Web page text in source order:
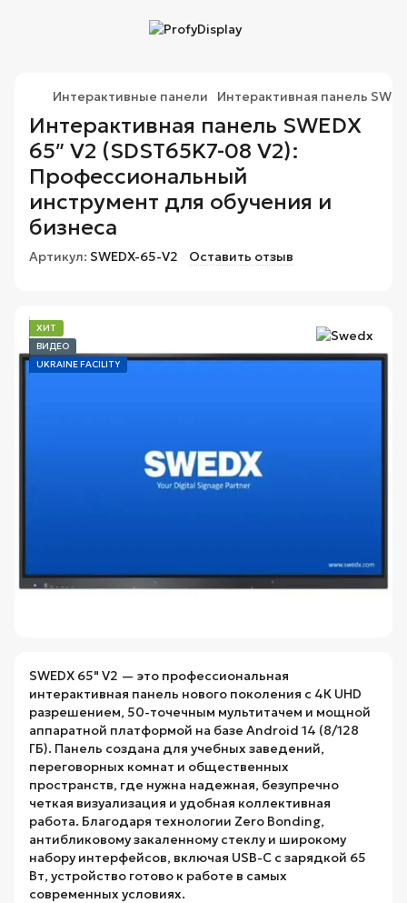
Интерактивные панели Интерактивная панель
Интерактивная панель SWEDX
65″ V2 (SDST65K7-08 V2):
Профессиональный
инструмент для обучения и
бизнеса
Артикул: SWEDX-65-V2 Оставить отзыв
ХИТ
ВИДЕО
UKRAINE FACILITY
SWEDX 65" V2 — это профессиональная
интерактивная панель нового поколения с 4К UHD
разрешением, 50-точечным мультитачем и мощной
аппаратной платформой на базе Android 14 (8/128
ГБ). Панель создана для учебных заведений,
переговорных комнат и общественных
пространств, где нужна надежная, безупречно
четкая визуализация и удобная коллективная
работа. Благодаря технологии Zero Bonding,
антибликовому закаленному стеклу и широкому
набору интерфейсов, включая USB-C с зарядкой 65
Вт, устройство готово к работе в самых
современных условиях.